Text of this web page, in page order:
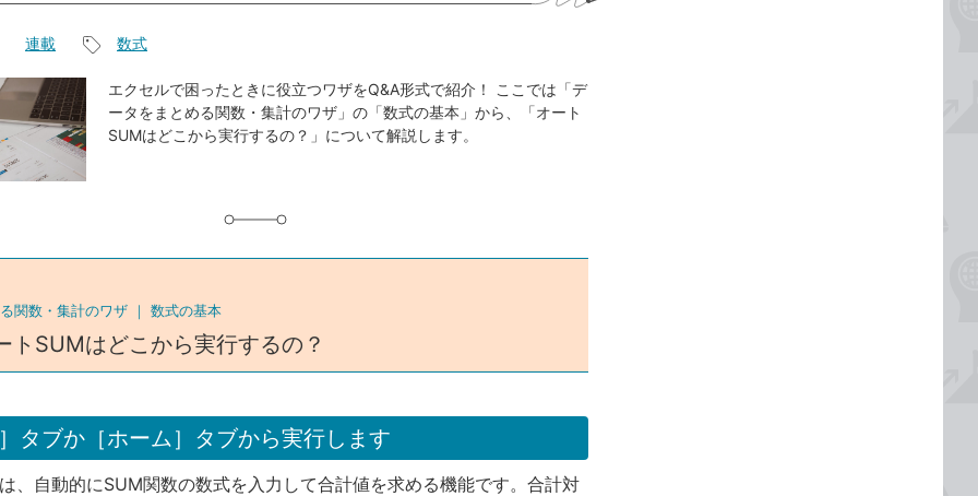
連載
事
タ
グ
数式
エクセルで困ったときに役立つワザをQ&A形式で紹介！ ここでは「デ
ータをまとめる関数・集計のワザ」の「数式の基本」から、「オート
SUMはどこから実行するの？」について解説します。
関数・集計のワザ ｜ 数式の基本
トSUMはどこから実行するの？
タブか［ホーム］タブから実行します
、自動的にSUM関数の数式を入力して合計値を求める機能です。合計対